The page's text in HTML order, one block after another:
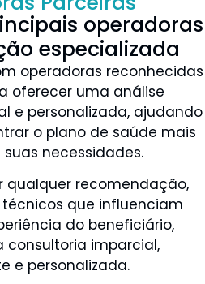
operadoras
especializada
operadoras reconhecidas
oferecer uma análise
e personalizada, ajudando
o plano de saúde mais
necessidades.
qualquer recomendação,
que influenciam
do beneficiário,
consultoria imparcial,
e personalizada.